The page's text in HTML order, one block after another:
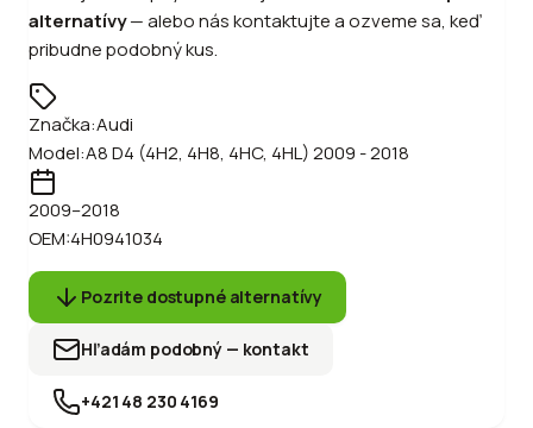
alternatívy—alebonás kontaktujte a ozveme sa, keď
pribudne podobný kus.
Značka:Audi
Model:A8 D4 (4H2, 4H8, 4HC, 4HL) 2009 - 2018
2009–2018
OEM:4H0941034
Pozrite dostupné alternatívy
Hľadám podobný — kontakt
+421 48 230 4169